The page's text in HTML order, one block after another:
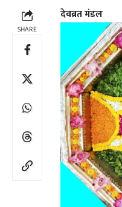
SHARE
देवब्रत मंडल